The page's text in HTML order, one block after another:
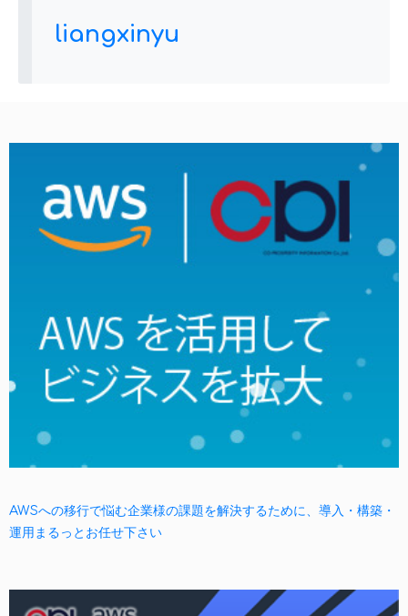
AWSへの移行で悩む企業様の課題を解決するために、導入・構築・
運用まるっとお任せ下さい
liangxinyu